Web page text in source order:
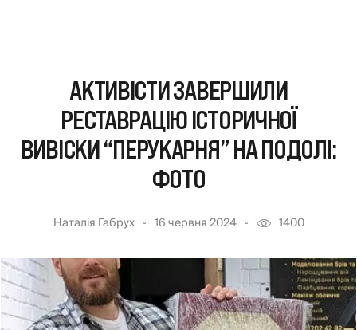
АКТИВІСТИ ЗАВЕРШИЛИ
РЕСТАВРАЦІЮ ІСТОРИЧНОЇ
ВИВІСКИ “ПЕРУКАРНЯ” НА ПОДОЛІ:
ФОТО
Наталія Габрух 16 червня 2024 1400